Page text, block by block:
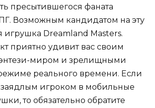
пресытившегося фаната
Возможным кандидатом на эту
игрушка Dreamland Masters.
приятно удивит вас своим
миром и зрелищными
реального времени. Если
заядлым игроком в мобильные
то обязательно обратите